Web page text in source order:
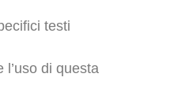
testi
di questa